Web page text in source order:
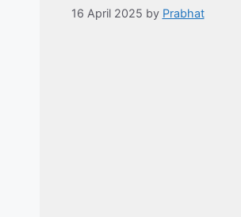
16 April 2025 by Prabhat